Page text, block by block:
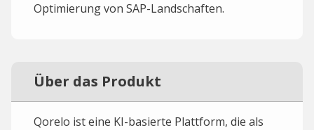
Optimierung von SAP-Landschaften.
Über das Produkt
Qorelo ist eine KI-basierte Plattform, die als